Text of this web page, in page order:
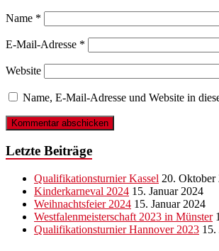
Name *
E-Mail-Adresse *
Website
Name, E-Mail-Adresse und Website in
Letzte Beiträge
Qualifikationsturnier Kassel 20. Oktober
Kinderkarneval 2024 15. Januar 2024
Weihnachtsfeier 2024 15. Januar 2024
Westfalenmeisterschaft 2023 in Münster
Qualifikationsturnier Hannover 2023 15.